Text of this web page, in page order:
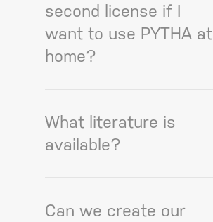
second license if I
want to use PYTHA at
home?
What literature is
available?
Can we create our